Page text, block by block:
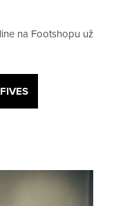
na Footshopu už